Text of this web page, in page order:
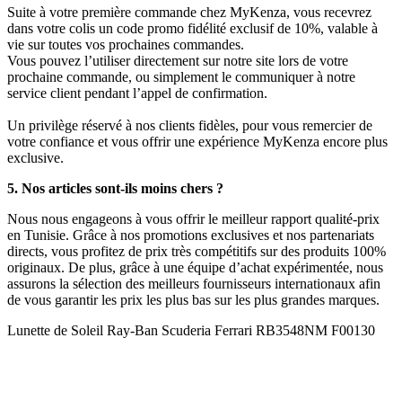
Suite à votre première commande chez MyKenza, vous recevrez
dans votre colis un code promo fidélité exclusif de 10%, valable à
vie sur toutes vos prochaines commandes.
Vous pouvez l’utiliser directement sur notre site lors de votre
prochaine commande, ou simplement le communiquer à notre
service client pendant l’appel de confirmation.
Un privilège réservé à nos clients fidèles, pour vous remercier de
votre confiance et vous offrir une expérience MyKenza encore plus
exclusive.
5. Nos articles sont-ils moins chers ?
Nous nous engageons à vous offrir le meilleur rapport qualité-prix
en Tunisie. Grâce à nos promotions exclusives et nos partenariats
directs, vous profitez de prix très compétitifs sur des produits 100%
originaux. De plus, grâce à une équipe d’achat expérimentée, nous
assurons la sélection des meilleurs fournisseurs internationaux afin
de vous garantir les prix les plus bas sur les plus grandes marques.
Lunette de Soleil Ray-Ban Scuderia Ferrari RB3548NM F00130